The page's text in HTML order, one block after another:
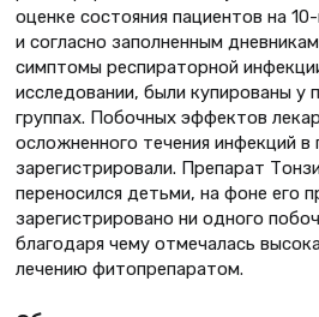
оценке состояния пациентов на
и согласно заполненным
симптомы респираторной
исследовании, были купированы у
группах. Побочных эффектов
осложненного течения инфекций в
зарегистрировали. Препарат
переносился детьми, на фоне его
зарегистрировано ни одного
благодаря чему отмечалась
лечению фитопрепаратом.